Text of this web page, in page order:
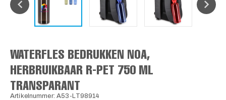
WATERFLES BEDRUKKEN NOA,
HERBRUIKBAAR R-PET 750 ML
TRANSPARANT
Artikelnummer: A53-LT98914